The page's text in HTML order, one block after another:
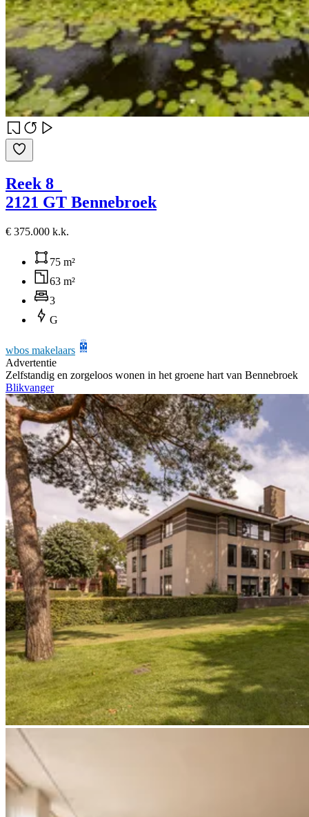
Reek 8
2121 GT Bennebroek
€ 375.000 k.k.
75 m²
63 m²
3
G
wbos makelaars
Advertentie
Zelfstandig en zorgeloos wonen in het groene hart van Bennebroek
Blikvanger